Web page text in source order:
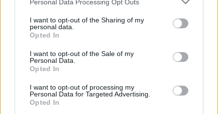
Personal Data Processing Opt Outs
I want to opt-out of the Sharing of my
personal data.
Opted In
I want to opt-out of the Sale of my
Personal Data.
Opted In
I want to opt-out of processing my
Personal Data for Targeted Advertising.
Opted In
ejercicio 2026, lo que permite sostener las
subvenciones tarifarias y el ambicioso plan de
inversiones en este servicio público.
La aportación del Ayuntamiento capitalino, que crece
respecto al año anterior, teniendo en cuenta que ya no
se registra la financiación procedente de los
denominados fondos Next Generation, posibilita
a los incrementos de costes que están afectando al
sector, derivado del alza de precios, y además cumplir
con la exigencia del crédito con el Banco Europeo de